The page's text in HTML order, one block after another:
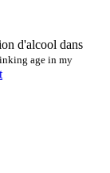
d'alcool dans
age in my